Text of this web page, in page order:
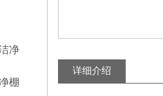
净
棚
详细介绍